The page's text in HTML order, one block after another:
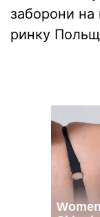
заборони на
ринку